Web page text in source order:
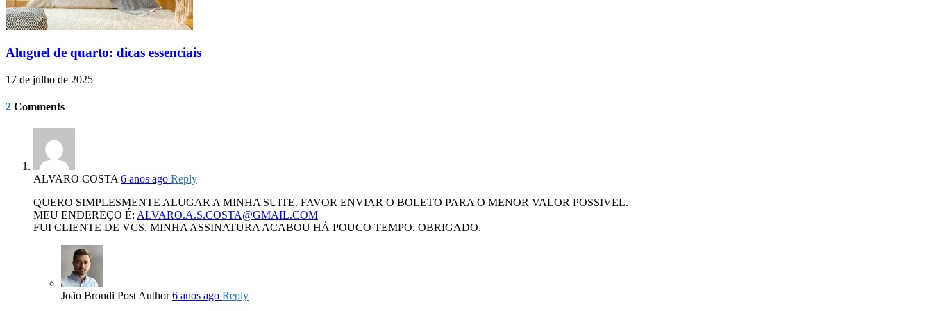
Aluguel de quarto: dicas essenciais
17 de julho de 2025
2 Comments
ALVARO COSTA 6 anos ago Reply
QUERO SIMPLESMENTE ALUGAR A MINHA SUITE. FAVOR ENVIAR O BOLETO PARA O MENOR VALOR POSSIVEL.
MEU ENDEREÇO É: ALVARO.A.S.COSTA@GMAIL.COM
FUI CLIENTE DE VCS. MINHA ASSINATURA ACABOU HÁ POUCO TEMPO. OBRIGADO.
João Brondi Post Author 6 anos ago Reply